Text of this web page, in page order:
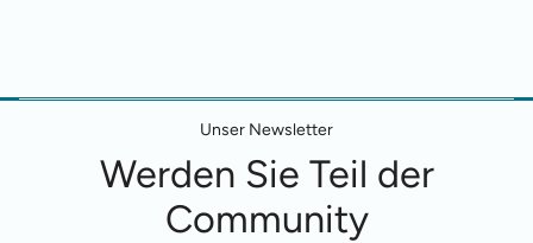
Unser Newsletter
Werden Sie Teil der
Community